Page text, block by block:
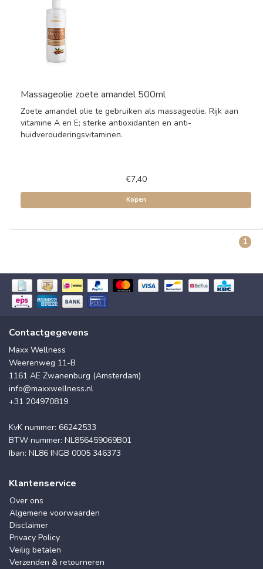
Massageolie zoete amandel 500ml
Zoete amandel olie te gebruiken als massageolie. Rijk aan
vitamine A en E; sterke antioxidanten en anti-
huidverouderingsvitaminen.
€7,40
Kopen
1
Contactgegevens
Maxx Wellness
Weerenweg 11-B
1161 AE Zwanenburg (Amsterdam)
info@maxxwellness.nl
+31 204970819
KvK nummer: 66242533
BTW nummer: NL856459069B01
Iban: NL86 INGB 0005 346373
Klantenservice
Over ons
Algemene voorwaarden
Disclaimer
Privacy Policy
Veilig betalen
Verzenden & retourneren